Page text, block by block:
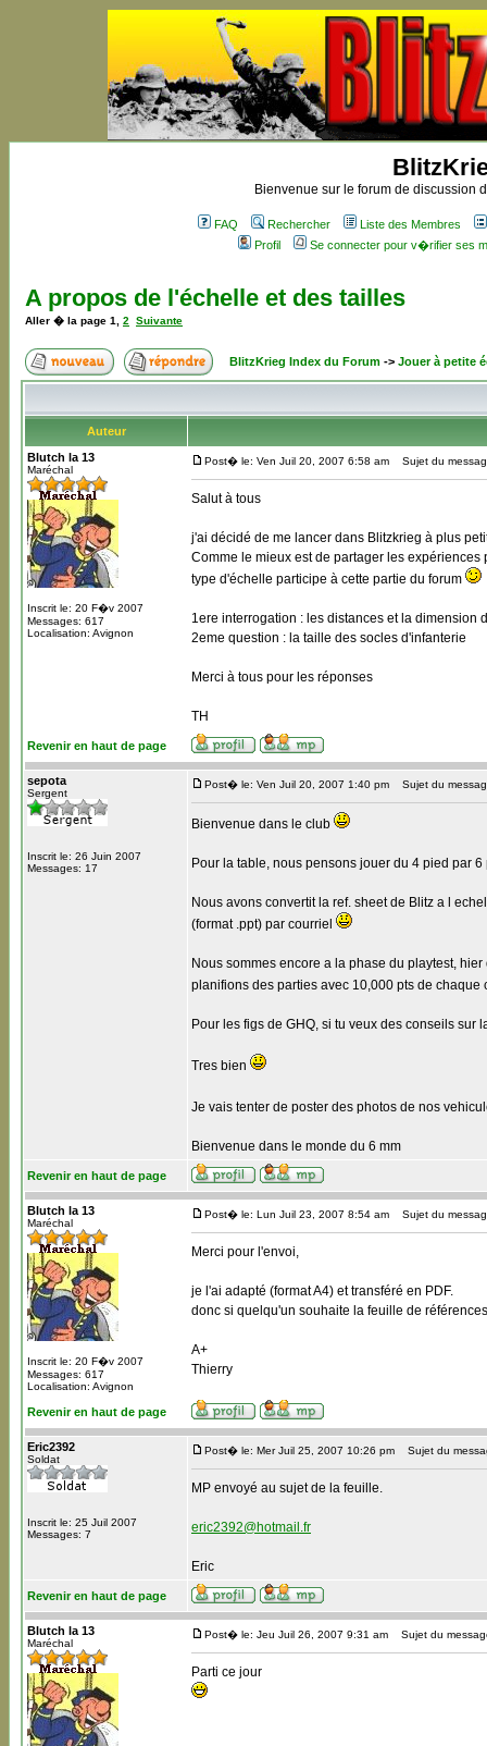
Bienvenue sur le forum de discussion
FAQ Rechercher
Liste des Membres
Profil
Se connecter pour v�rifier ses
A propos de l'échelle et des tailles
Aller � la page 1 2 Suivante
BlitzKrieg Index du Forum -> Jouer à petite
Auteur
Blutch la 13
Maréchal
Inscrit le: 20 F�v 2007
Messages: 617
Localisation: Avignon
Post� le: Ven Juil 20, 2007 6:58 am Sujet du
Salut à tous
j'ai décidé de me lancer dans Blitzkrieg à plus
Comme le mieux est de partager les
type d'échelle participe à cette partie du forum
1ere interrogation : les distances et la dimension
2eme question : la taille des socles d'infanterie
Merci à tous pour les réponses
TH
Revenir en haut de page
sepota
Sergent
Inscrit le: 26 Juin 2007
Messages: 17
Post� le: Ven Juil 20, 2007 1:40 pm Sujet du
Bienvenue dans le club
Pour la table, nous pensons jouer du 4 pied par
Nous avons convertit la ref. sheet de Blitz a l
(format .ppt) par courriel
Nous sommes encore a la phase du playtest,
planifions des parties avec 10,000 pts de
Pour les figs de GHQ, si tu veux des conseils sur
Tres bien
Je vais tenter de poster des photos de nos
Bienvenue dans le monde du 6 mm
Revenir en haut de page
Blutch la 13
Maréchal
Inscrit le: 20 F�v 2007
Messages: 617
Localisation: Avignon
Post� le: Lun Juil 23, 2007 8:54 am Sujet du
Merci pour l'envoi,
je l'ai adapté (format A4) et transféré en PDF.
donc si quelqu'un souhaite la feuille de
A+
Thierry
Revenir en haut de page
Eric2392
Soldat
Inscrit le: 25 Juil 2007
Messages: 7
Post� le: Mer Juil 25, 2007 10:26 pm Sujet du
MP envoyé au sujet de la feuille.
eric2392@hotmail.fr
Eric
Revenir en haut de page
Blutch la 13
Maréchal
Post� le: Jeu Juil 26, 2007 9:31 am Sujet du
Parti ce jour